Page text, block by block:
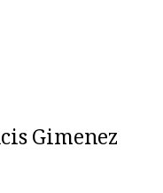
Gimenez